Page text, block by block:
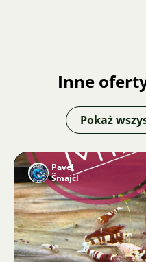
Inne
Pokaż
Pavel
Šmajcl